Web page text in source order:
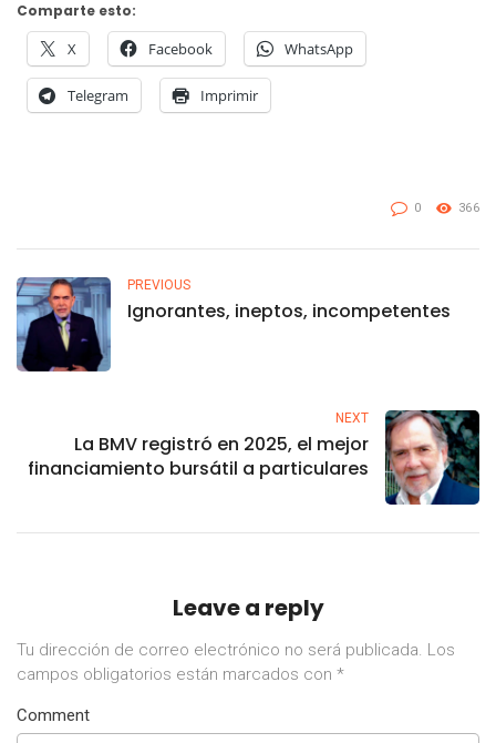
Comparte esto:
X Facebook WhatsApp
Telegram Imprimir
0 366
PREVIOUS
Ignorantes, ineptos, incompetentes
NEXT
La BMV registró en 2025, el mejor
financiamiento bursátil a particulares
Leave a reply
Tu dirección de correo electrónico no será publicada. Los
campos obligatorios están marcados con *
Comment